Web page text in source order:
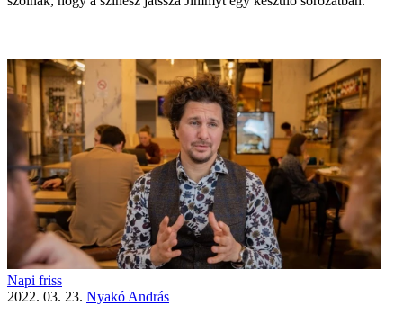
Napi friss
2022. 03. 23. Nyakó András